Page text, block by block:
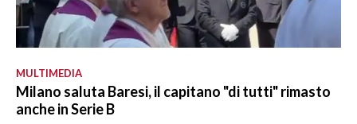
MULTIMEDIA
Milano saluta Baresi, il capitano "di tutti" rimasto
anche in Serie B